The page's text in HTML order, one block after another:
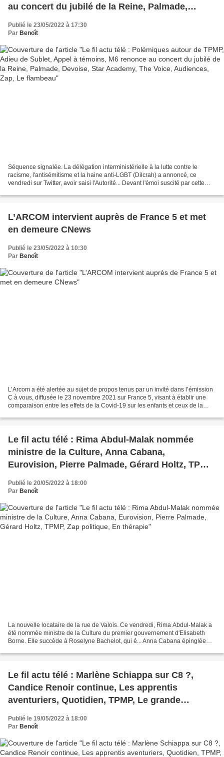
au concert du jubilé de la Reine, Palmade,
Devoise, Star Academy, The Voice, Audiences,
Zap, Le flambeau
Publié le 23/05/2022 à 17:30
Par Benoît
Séquence signalée. La délégation interministérielle à la lutte contre le
racisme, l'antisémitisme et la haine anti-LGBT (Dilcrah) a annoncé, ce
vendredi sur Twitter, avoir saisi l'Autorité... Devant l'émoi suscité par cette
L’ARCOM intervient auprès de France 5 et met
en demeure CNews
Publié le 23/05/2022 à 10:30
Par Benoît
L’Arcom a été alertée au sujet de propos tenus par un invité dans l’émission
C à vous, diffusée le 23 novembre 2021 sur France 5, visant à établir une
comparaison entre les effets de la Covid-19 sur les enfants et ceux de la
Le fil actu télé : Rima Abdul-Malak nommée
ministre de la Culture, Anna Cabana,
Eurovision, Pierre Palmade, Gérard Holtz, TPMP,
Zap politique, En thérapie
Publié le 20/05/2022 à 18:00
Par Benoît
La nouvelle locataire de la rue de Valois. Ce vendredi, Rima Abdul-Malak a
été nommée ministre de la Culture du premier gouvernement d'Elisabeth
Borne. Elle succède à Roselyne Bachelot, qui é... Anna Cabana épinglée
Le fil actu télé : Marlène Schiappa sur C8 ?,
Candice Renoir continue, Les apprentis
aventuriers, Quotidien, TPMP, Le grande
Publié le 19/05/2022 à 18:00
Par Benoît